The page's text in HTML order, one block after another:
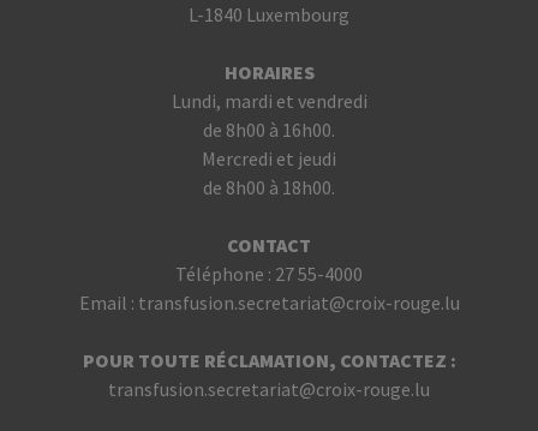
L-1840 Luxembourg
HORAIRES
Lundi, mardi et vendredi
de 8h00 à 16h00.
Mercredi et jeudi
de 8h00 à 18h00.
CONTACT
Téléphone : 27 55-4000
Email : transfusion.secretariat@croix-rouge.lu
POUR TOUTE RÉCLAMATION, CONTACTEZ :
transfusion.secretariat@croix-rouge.lu